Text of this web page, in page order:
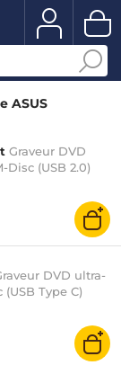
ASUS
Graveur DVD
(USB 2.0)
DVD ultra-
Type C)